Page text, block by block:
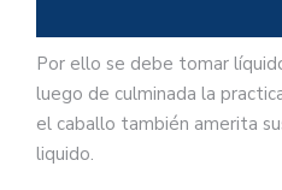
Por ello se debe tomar
luego de culminada la
el caballo también amerita
liquido.